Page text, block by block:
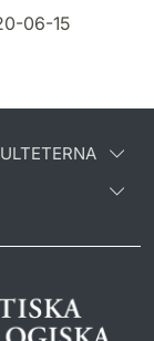
06-15